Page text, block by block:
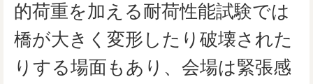
的荷重を加える耐荷性能試験では
橋が大きく変形したり破壊された
りする場面もあり、会場は緊張感